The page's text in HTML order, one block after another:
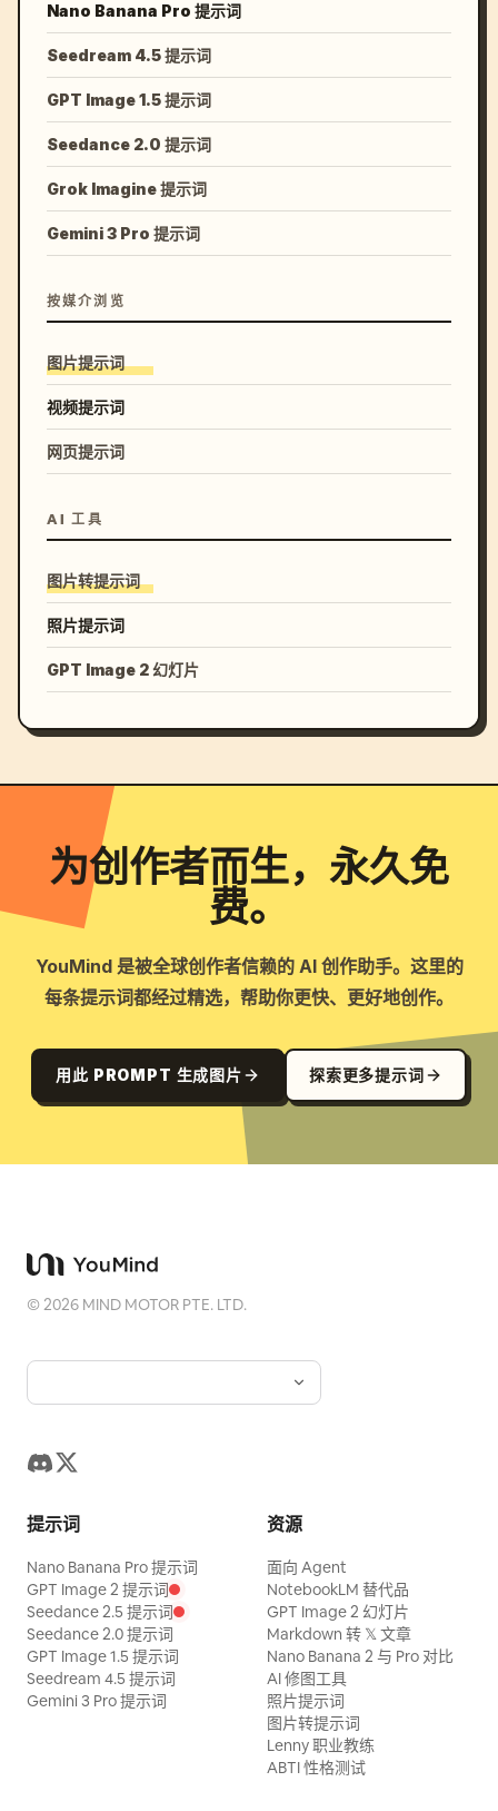
Nano Banana Pro 提示词
Seedream 4.5 提示词
GPT Image 1.5 提示词
Seedance 2.0 提示词
Grok Imagine 提示词
Gemini 3 Pro 提示词
按媒介浏览
图片提示词
视频提示词
网页提示词
AI 工具
图片转提示词
照片提示词
GPT Image 2 幻灯片
为创作者而生，永久免
费。
YouMind 是被全球创作者信赖的 AI 创作助手。这里的
每条提示词都经过精选，帮助你更快、更好地创作。
用此 PROMPT 生成图片 探索更多提示词
©2026 MIND MOTOR PTE. LTD.
提示词
Nano Banana Pro 提示词
GPT Image 2 提示词
Seedance 2.5 提示词
Seedance 2.0 提示词
GPT Image 1.5 提示词
Seedream 4.5 提示词
Gemini 3 Pro 提示词
资源
面向 Agent
NotebookLM 替代品
GPT Image 2 幻灯片
Markdown 转 𝕏 文章
Nano Banana 2 与 Pro 对比
AI 修图工具
照片提示词
图片转提示词
Lenny 职业教练
ABTI 性格测试